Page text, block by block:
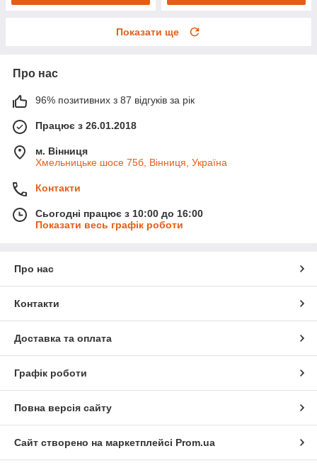
Показати ще
Про нас
96% позитивних з 87 відгуків за рік
Працює з 26.01.2018
м. Вінниця
Хмельницьке шосе 75б, Вінниця, Україна
Контакти
Сьогодні працює з 10:00 до 16:00
Показати весь графік роботи
Про нас
Контакти
Доставка та оплата
Графік роботи
Повна версія сайту
Сайт створено на маркетплейсі Prom.ua